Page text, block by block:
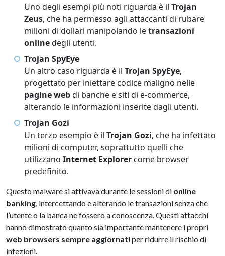
Uno degli esempi più noti riguarda è il Trojan
Zeus, che ha permesso agli attaccanti di rubare
milioni di dollari manipolando letransazioni
onlinedegli utenti.
Trojan SpyEye
Un altro caso riguarda è il Trojan SpyEye,
progettato per iniettare codice maligno nelle
pagine webdi banche e siti di e-commerce,
alterando le informazioni inserite dagli utenti.
Trojan Gozi
Un terzo esempio è il Trojan Gozi, che ha infettato
milioni di computer, soprattutto quelli che
utilizzano Internet Explorer come browser
predefinito.
Questo malware si attivava durante le sessioni di online
banking , intercettando e alterando le transazioni senza che
l’utente o la banca ne fossero a conoscenza. Questi attacchi
hanno dimostrato quanto sia importante mantenere i propri
web browsers sempre aggiornatiper ridurre il rischio di
infezioni.